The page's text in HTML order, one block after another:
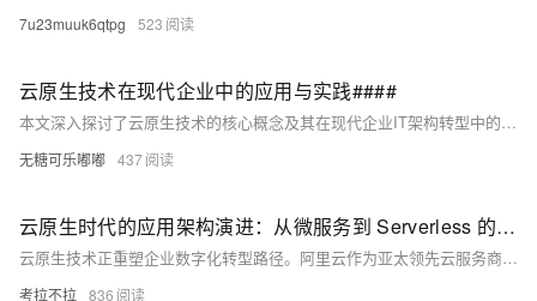
7u23muuk6qtpg 523
云原生技术在现代企业中的应用与实践####
本文深入探讨了云原生技术的核心概念及其在现代企业IT架构转型中的关键作用，通过具体案例分析展示了云原生如何促进企业的敏捷开发、高效运维及成本优化。不同于传统摘要仅概述内容，本部分旨在激发读者对云原生领域的兴趣，强调其在加速数字化转型过程中的不可或缺性，为后续详细论述奠定基础。 ####
无糖可乐嘟嘟 437
云原生时代的应用架构演进：从微服务到 Serverless 的阿里云实践
云原生技术正重塑企业数字化转型路径。阿里云作为亚太领先云服务商，提供完整云原生产品矩阵：容器服务ACK优化启动速度与镜像分发效率；MSE微服务引擎保障高可用性；ASM服务网格降低资源消耗；函数计算FC突破冷启动瓶颈；SAE重新定义PaaS边界；PolarDB数据库实现存储计算分离；DataWorks简化数据湖构建；Flink实时计算助力风控系统。这些技术已在多行业落地，推动效率提升与商业模式创新，助力企业在数字化浪潮中占据先机。
考拉不拉 836